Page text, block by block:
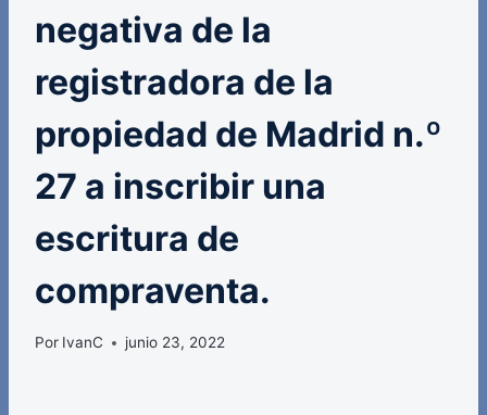
negativa de la
registradora de la
propiedad de Madrid n.º
27 a inscribir una
escritura de
compraventa.
Por IvanC junio 23, 2022